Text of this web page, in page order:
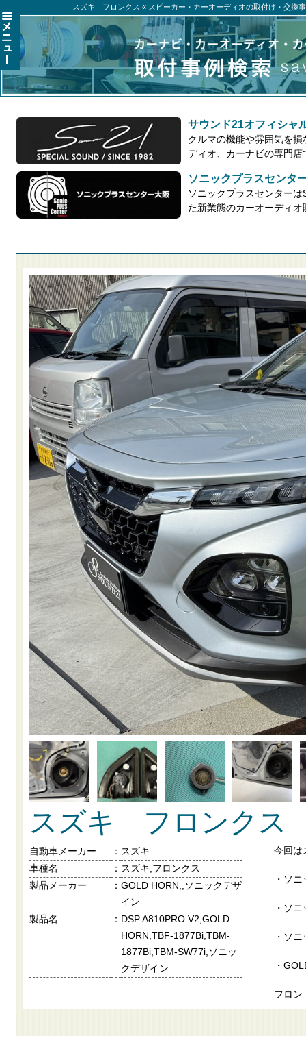
スズキ フロンクス « スピーカー・カーオーディオの取付け・交換
サウンド21オフィシャ
クルマの機能や雰囲気を
ディオ、カーナビの専門店
ソニックプラスセンタ
ソニックプラスセンター
た新業態のカーオーディオ
スズキ フロンクス
自動車メーカー ： スズキ
車種名
： スズキ,フロンクス
製品メーカー
： GOLD HORN,,ソニックデザ
イン
製品名
： DSP A810PRO V2,GOLD
HORN,TBF-1877Bi,TBM-
1877Bi,TBM-SW77i,ソニッ
クデザイン
今回は
・ソ
・ソ
・ソ
・
フロン